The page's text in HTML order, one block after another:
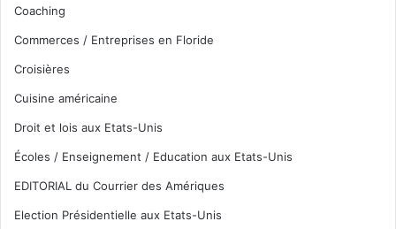
Coaching
Commerces / Entreprises en Floride
Croisières
Cuisine américaine
Droit et lois aux Etats-Unis
Écoles / Enseignement / Education aux Etats-Unis
EDITORIAL du Courrier des Amériques
Election Présidentielle aux Etats-Unis